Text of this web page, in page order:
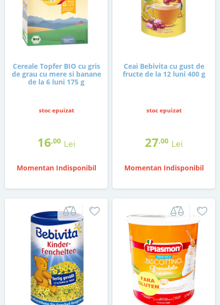
Cereale Topfer BIO cu gris
de grau cu mere si banane
de la 6 luni 175 g
stoc epuizat
16,00 Lei
Momentan Indisponibil
Ceai Bebivita cu gust de
fructe de la 12 luni 400 g
stoc epuizat
27,00 Lei
Momentan Indisponibil